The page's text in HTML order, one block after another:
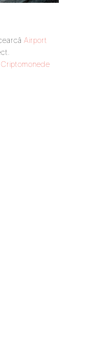
Airport
Criptomonede